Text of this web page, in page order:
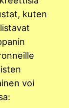
kuten
voi